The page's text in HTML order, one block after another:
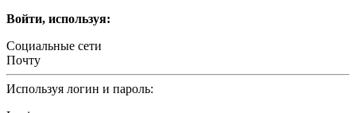
Войти, используя:
Социальные сети
Почту
Используя логин и пароль: